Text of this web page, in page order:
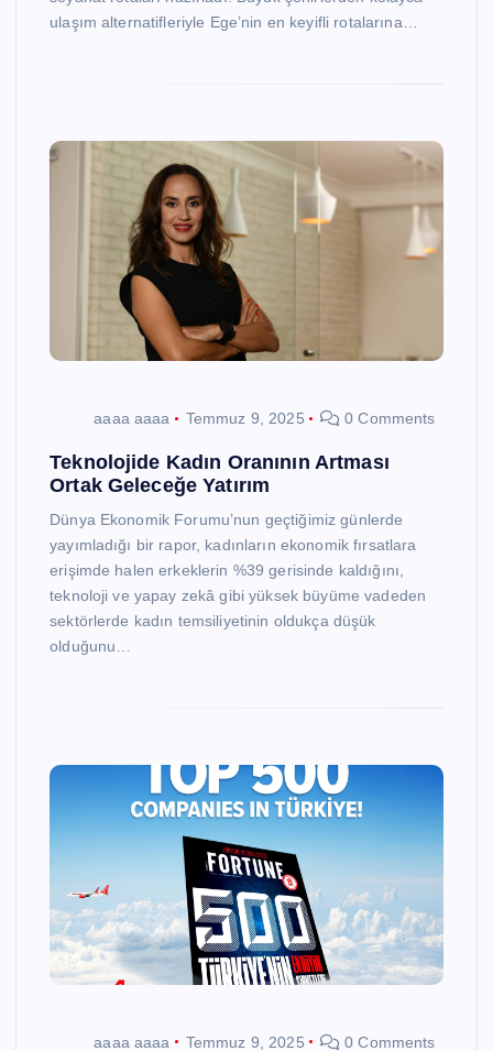
ulaşım alternatifleriyle Ege’nin en keyifli rotalarına…
aaaa aaaa Temmuz 9, 2025 0 Comments
Teknolojide Kadın Oranının Artması
Ortak Geleceğe Yatırım
Dünya Ekonomik Forumu’nun geçtiğimiz günlerde
yayımladığı bir rapor, kadınların ekonomik fırsatlara
erişimde halen erkeklerin %39 gerisinde kaldığını,
teknoloji ve yapay zekâ gibi yüksek büyüme vadeden
sektörlerde kadın temsiliyetinin oldukça düşük
olduğunu…
aaaa aaaa Temmuz 9, 2025 0 Comments